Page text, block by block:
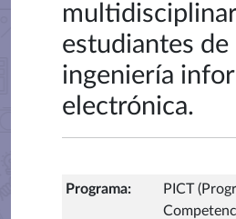
estudiantes de
ingeniería
electrónica.
Programa:
PICT